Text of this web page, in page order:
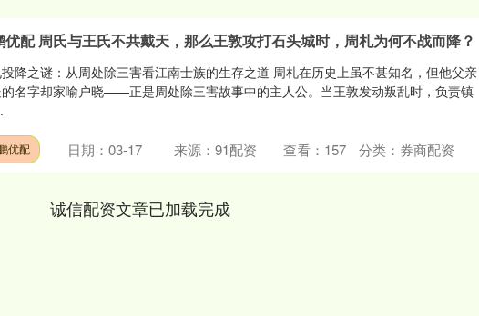
优配 周氏与王氏不共戴天，那么王敦攻打石头城时，周札为何不战而降？
降之谜：从周处除三害看江南士族的生存之道 周札在历史上虽不甚知名，但他父亲
名字却家喻户晓——正是周处除三害故事中的主人公。当王敦发动叛乱时，负责镇
优配 日期：03-17 来源：91配资 查看： 157 分类： 券商配资
诚信配资文章已加载完成